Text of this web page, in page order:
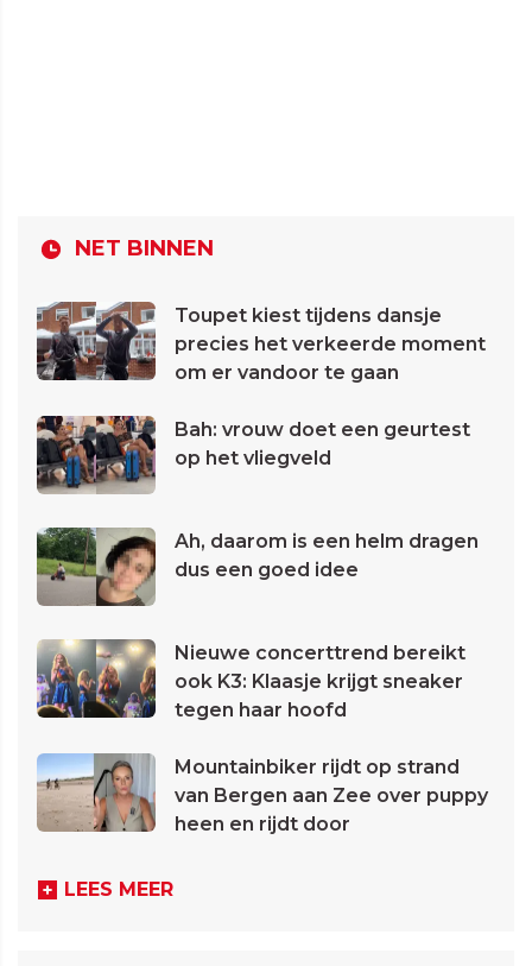
NET BINNEN
Toupet kiest tijdens dansje
precies het verkeerde moment
om er vandoor te gaan
Bah: vrouw doet een geurtest
op het vliegveld
Ah, daarom is een helm dragen
dus een goed idee
Nieuwe concerttrend bereikt
ook K3: Klaasje krijgt sneaker
tegen haar hoofd
Mountainbiker rijdt op strand
van Bergen aan Zee over puppy
heen en rijdt door
LEES MEER